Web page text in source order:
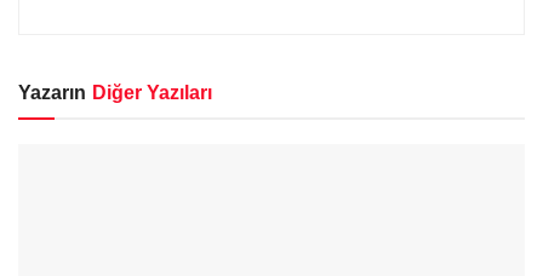
Yazarın Diğer Yazıları